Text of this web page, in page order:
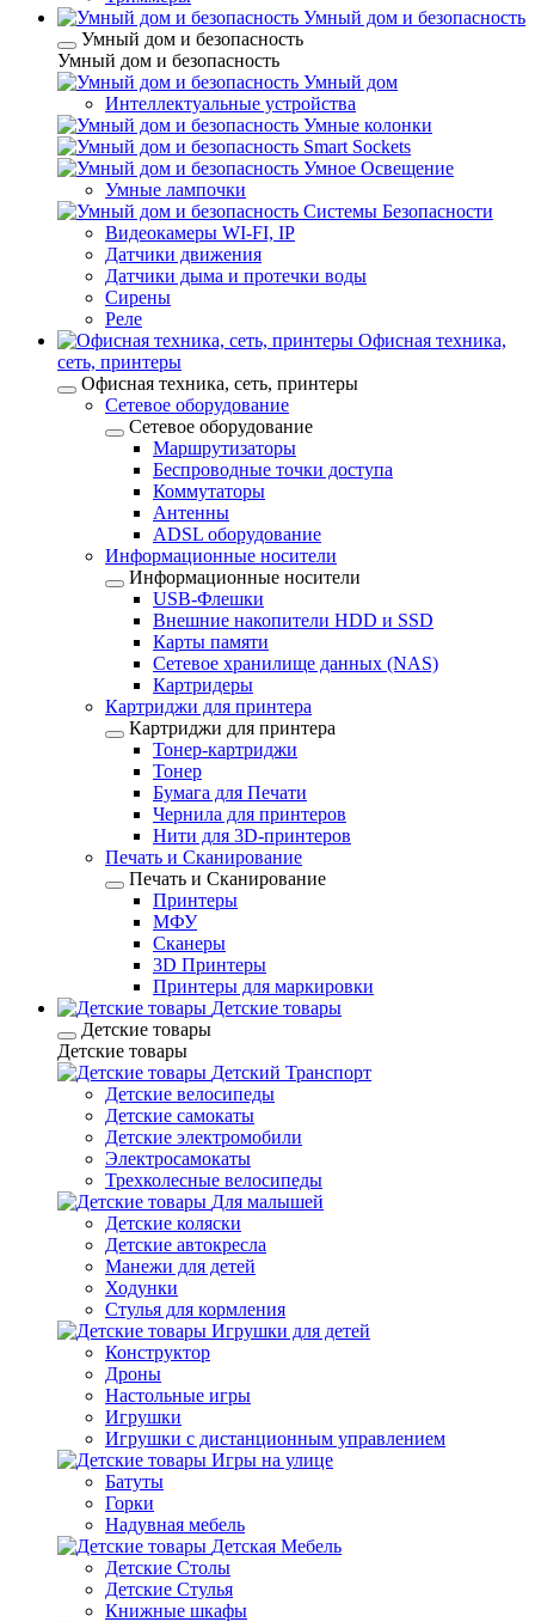
Умный дом и безопасность
Умный дом и безопасность
Умный дом и безопасность
Умный дом
Интеллектуальные устройства
Умные колонки
Smart Sockets
Умное Освещение
Умные лампочки
Системы Безопасности
Видеокамеры WI-FI, IP
Датчики движения
Датчики дыма и протечки воды
Сирены
Реле
Офисная техника,
cеть, принтеры
Офисная техника, cеть, принтеры
Сетевое оборудование
Сетевое оборудование
Маршрутизаторы
Беспроводные точки доступа
Коммутаторы
Антенны
ADSL оборудование
Информационные носители
Информационные носители
USB-Флешки
Внешние накопители HDD и SSD
Карты памяти
Сетевое хранилище данных (NAS)
Картридеры
Картриджи для принтера
Картриджи для принтера
Тонер-картриджи
Тонер
Бумага для Печати
Чернила для принтеров
Нити для 3D-принтеров
Печать и Сканирование
Печать и Сканирование
Принтеры
МФУ
Сканеры
3D Принтеры
Принтеры для маркировки
Детские товары
Детские товары
Детские товары
Детский Транспорт
Детские велосипеды
Детские самокаты
Детские электромобили
Электросамокаты
Трехколесные велосипеды
Для малышей
Детские коляски
Детские автокресла
Манежи для детей
Ходунки
Стулья для кормления
Игрушки для детей
Конструктор
Дроны
Настольные игры
Игрушки
Игрушки c дистанционным управлением
Игры на улице
Батуты
Горки
Надувная мебель
Детская Мебель
Детские Столы
Детские Стулья
Книжные шкафы